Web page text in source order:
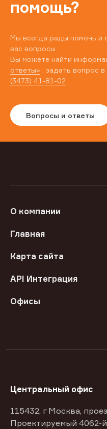
помощь?
Мы всегда рады помочь и
вас вопросы.
Вы можете найти
ответы» , задать вопрос
(3473) 41-81-02
Вопросы и ответы
О компании
Главная
Карта сайта
API Интеграция
Офисы
Центральный офис
115432, г Москва,
Проектируемый 4062-